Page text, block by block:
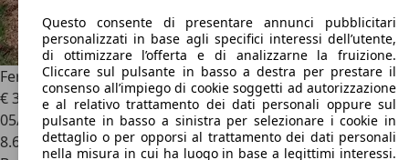
Ferrari 812812 Superfast 6.5 dct
€ 365.000
05/2020
8.600 km
Questo consente di presentare annunci pubblicitari
personalizzati in base agli specifici interessi dell’utente,
di ottimizzare l’offerta e di analizzarne la fruizione.
Cliccare sul pulsante in basso a destra per prestare il
consenso all’impiego di cookie soggetti ad autorizzazione
e al relativo trattamento dei dati personali oppure sul
pulsante in basso a sinistra per selezionare i cookie in
dettaglio o per opporsi al trattamento dei dati personali
nella misura in cui ha luogo in base a legittimi interessi.